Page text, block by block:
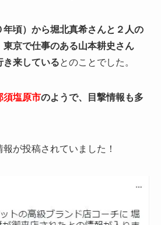
年頃）から堀北真希さんと２人の
京で仕事のある山本耕史さん
き来しているとのことでした。
須塩原市のようで、目撃情報も多
が投稿されていました！